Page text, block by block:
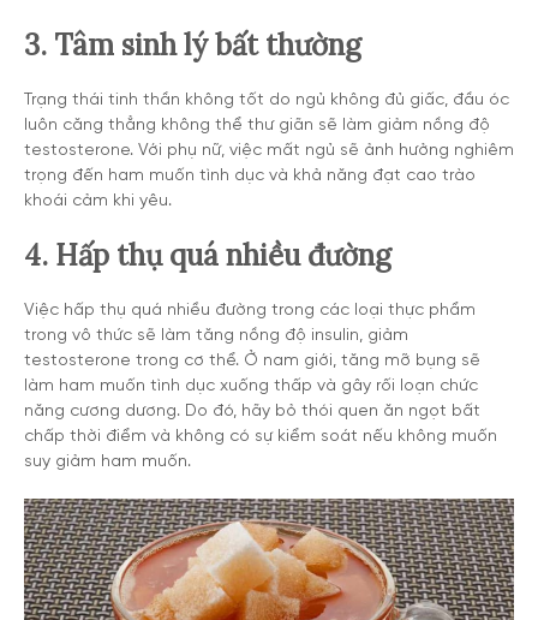
3. Tâm sinh lý bất thường
Trạng thái tinh thần không tốt do ngủ không đủ giấc, đầu óc
luôn căng thẳng không thể thư giãn sẽ làm giảm nồng độ
testosterone. Với phụ nữ, việc mất ngủ sẽ ảnh hưởng nghiêm
trọng đến ham muốn tình dục và khả năng đạt cao trào
khoái cảm khi yêu.
4. Hấp thụ quá nhiều đường
Việc hấp thụ quá nhiều đường trong các loại thực phẩm
trong vô thức sẽ làm tăng nồng độ insulin, giảm
testosterone trong cơ thể. Ở nam giới, tăng mỡ bụng sẽ
làm ham muốn tình dục xuống thấp và gây rối loạn chức
năng cương dương. Do đó, hãy bỏ thói quen ăn ngọt bất
chấp thời điểm và không có sự kiểm soát nếu không muốn
suy giảm ham muốn.